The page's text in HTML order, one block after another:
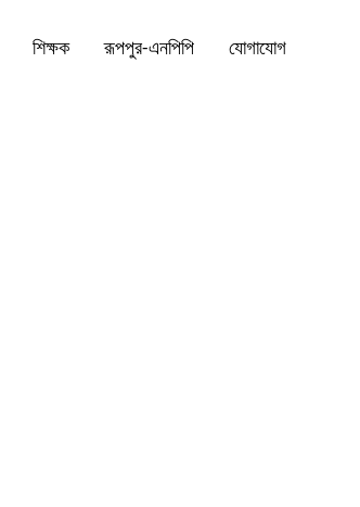
শিক্ষক রূপপুর-এনপিপি যোগাযোগ